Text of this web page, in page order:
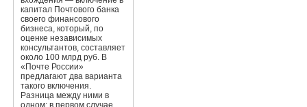
капитал Почтового банка
своего финансового
бизнеса, который, по
оценке независимых
консультантов, составляет
около 100 млрд руб. В
«Почте России»
предлагают два варианта
такого включения.
Разница между ними в
одном: в первом случае